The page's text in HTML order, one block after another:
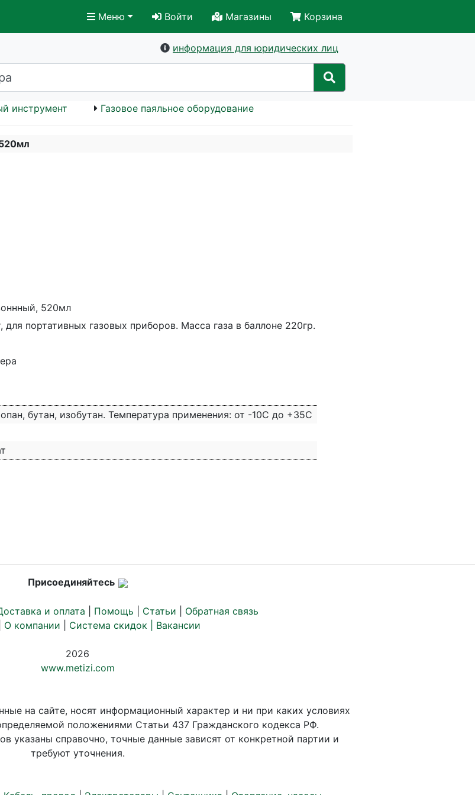
Меню Войти Магазины Корзина
информация для юридических лиц
инструмент Газовое паяльное оборудование
520мл
для портативных газовых приборов. Масса газа в баллоне 220гр.
бутан, изобутан. Температура применения: от -10С до +35С
Присоединяйтесь
и оплата Помощь Статьи
Обратная связь
О компании Система скидок | Вакансии
2026
www.metizi.com
на сайте, носят информационный характер и ни при каких условиях
положениями Статьи 437 Гражданского кодекса РФ.
указаны справочно, точные данные зависят от конкретной партии и
требуют уточнения.